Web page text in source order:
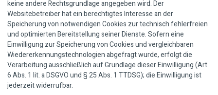
keine andere Rechtsgrundlage angegeben wird. Der
Websitebetreiber hat ein berechtigtes Interesse an der
Speicherung von notwendigen Cookies zur technisch fehlerfreien
und optimierten Bereitstellung seiner Dienste. Sofern eine
Einwilligung zur Speicherung von Cookies und vergleichbaren
Wiedererkennungstechnologien abgefragt wurde, erfolgt die
Verarbeitung ausschließlich auf Grundlage dieser Einwilligung (Art.
6 Abs. 1 lit. a DSGVO und § 25 Abs. 1 TTDSG); die Einwilligung ist
jederzeit widerrufbar.